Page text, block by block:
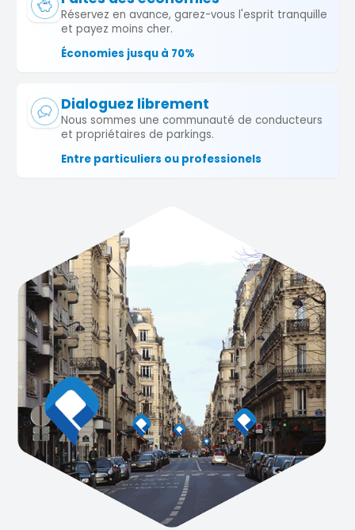
Réservez en avance, garez-vous l'esprit tranquille
et payez moins cher.
Économies jusqu à 70%
Dialoguez librement
Nous sommes une communauté de conducteurs
et propriétaires de parkings.
Entre particuliers ou professionels